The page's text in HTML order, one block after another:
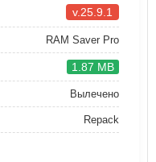
v.25.9.1
RAM Saver Pro
1.87 MB
Вылечено
Repack